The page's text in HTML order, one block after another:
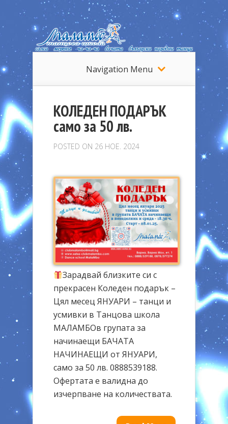
Navigation Menu
КОЛЕДЕН ПОДАРЪК
само за 50 лв.
POSTED ON 26 НОЕ. 2024
Зарадвай близките си с
прекрасен Коледен подарък –
Цял месец ЯНУАРИ – танци и
усмивки в Танцова школа
МАЛАМБОв групата за
начинаещи БАЧАТА
НАЧИНАЕЩИ от ЯНУАРИ,
само за 50 лв. 0888539188.
Офертата е валидна до
изчерпване на количествата.